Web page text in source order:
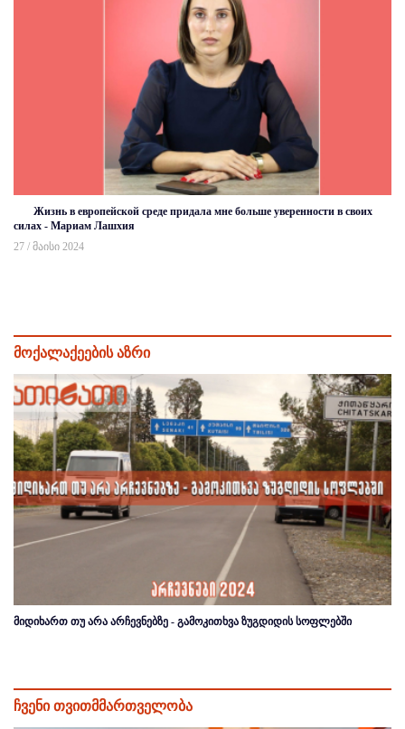
Жизнь в европейской среде придала мне больше уверенности в своих
силах - Мариам Лашхия
27 / მაისი 2024
მოქალაქეების აზრი
მიდიხართ თუ არა არჩევნებზე - გამოკითხვა ზუგდიდის სოფლებში
ჩვენი თვითმმართველობა